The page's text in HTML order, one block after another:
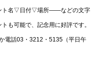
ト名▽日付▽場所――などの文字
も可能で、記念用に好評です。
電話03・3212・5135（平日午